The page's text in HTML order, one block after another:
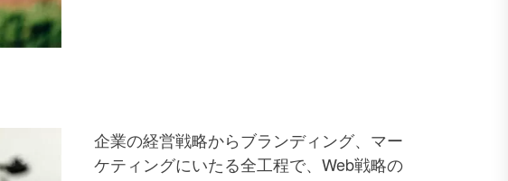
企業の経営戦略からブランディング、マー
ケティングにいたる全工程で、Web戦略の